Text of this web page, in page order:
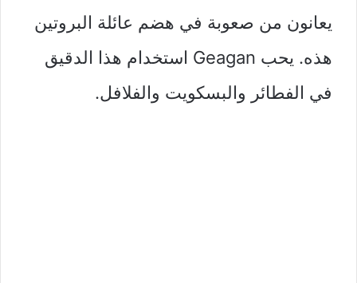
يعانون من صعوبة في هضم عائلة البروتين
هذه. يحب Geagan استخدام هذا الدقيق
في الفطائر والبسكويت والفلافل.